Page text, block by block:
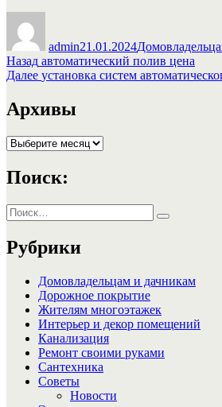
admin21.01.2024
Навигация
по
записям
Назад Предыдущая
запись:
автоматический полив цена
Далее Следующая
установка систем
Архивы
Архивы
Поиск:
Искать:
Поиск
Рубрики
Домовладельцам и дачникам
Дорожное покрытие
Жителям многоэтажек
Интерьер и декор помещений
Канализация
Ремонт своими руками
Сантехника
Советы
Новости